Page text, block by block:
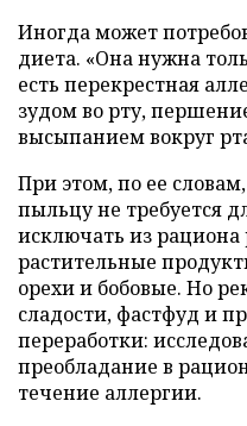
Иногда может
диета. «Она нужна
есть перекрестная
зудом во рту,
высыпанием вокруг
При этом, по ее
пыльцу не требуется
исключать из
растительные
орехи и бобовые. Но
сладости, фастфуд и
переработки:
преобладание в
течение аллергии.